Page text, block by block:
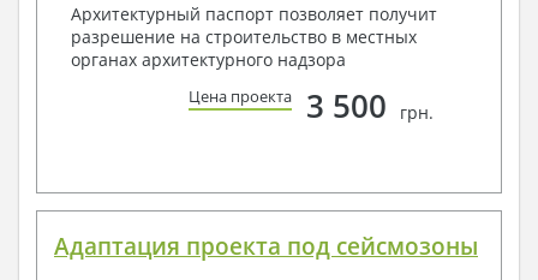
Архитектурный паспорт позволяет получит
разрешение на строительство в местных
органах архитектурного надзора
Цена проекта 3 500 грн.
Адаптация проекта под сейсмозоны